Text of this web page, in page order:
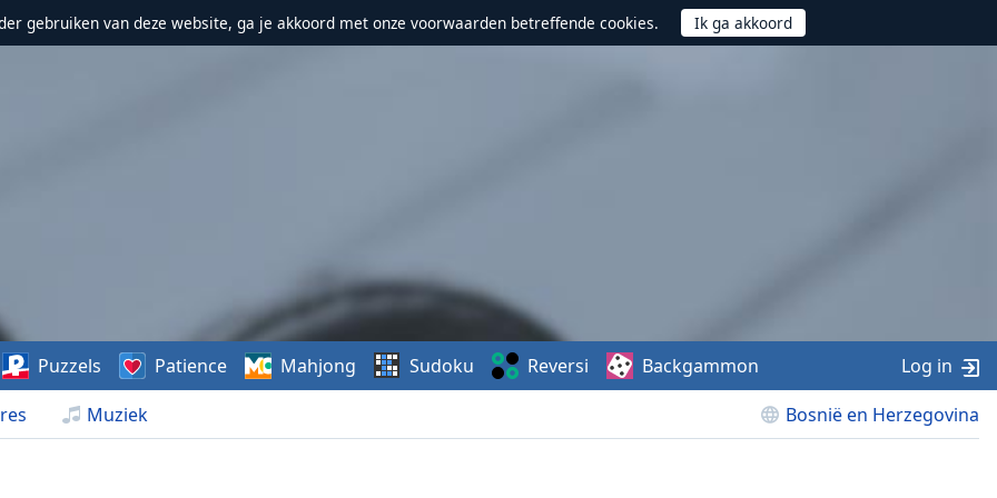
gebruiken van deze website, ga je akkoord met onze voorwaarden betreffende cookies.
Muziek Bosnië en Herzegovina
Puzzels Patience Mahjong Sudoku Reversi Backgammon Log in